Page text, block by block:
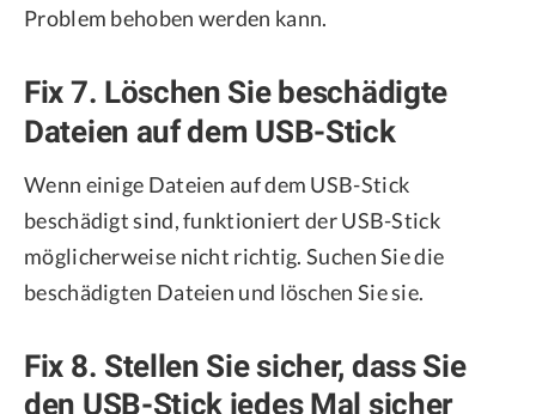
Problem behoben werden kann.
Fix 7. Löschen Sie beschädigte
Dateien auf dem USB-Stick
Wenn einige Dateien auf dem USB-Stick
beschädigt sind, funktioniert der USB-Stick
möglicherweise nicht richtig. Suchen Sie die
beschädigten Dateien und löschen Sie sie.
Fix 8. Stellen Sie sicher, dass Sie
den USB-Stick jedes Mal sicher